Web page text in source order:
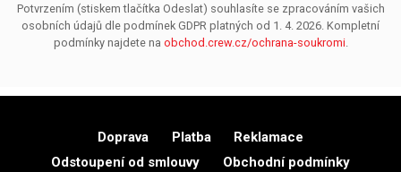
Potvrzením (stiskem tlačítka Odeslat) souhlasíte se zpracováním vašich
osobních údajů dle podmínek GDPR platných od 1. 4. 2026. Kompletní
podmínky najdete na obchod.crew.cz/ochrana-soukromi.
Doprava Platba
Reklamace
Odstoupení od smlouvy
Obchodní podmínky